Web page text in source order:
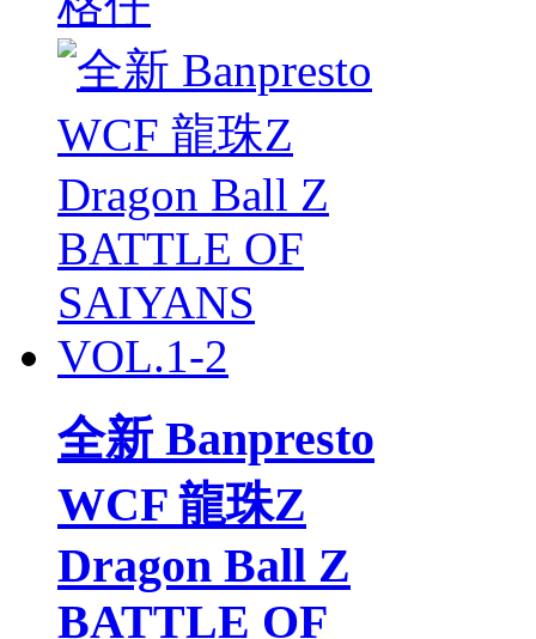
全新 Banpresto
WCF 龍珠Z
Dragon Ball Z
BATTLE OF